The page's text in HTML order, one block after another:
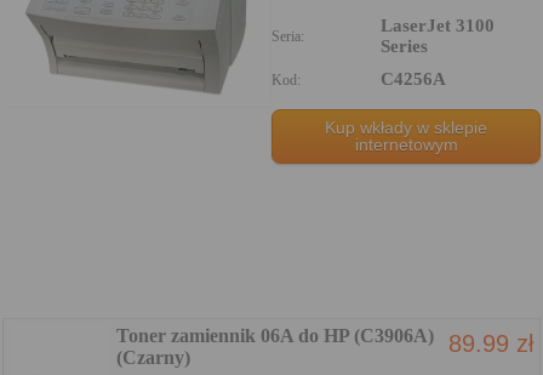
Seria:
LaserJet 3100
Series
Kod: C4256A
Kup wkłady w sklepie
internetowym
Toner zamiennik 06A do HP (C3906A)
(Czarny)
89.99 zł